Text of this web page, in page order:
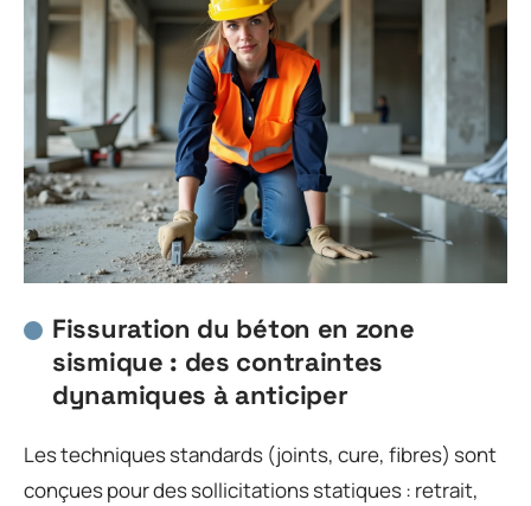
Fissuration du béton en zone
sismique : des contraintes
dynamiques à anticiper
Les techniques standards (joints, cure, fibres) sont
conçues pour des sollicitations statiques : retrait,